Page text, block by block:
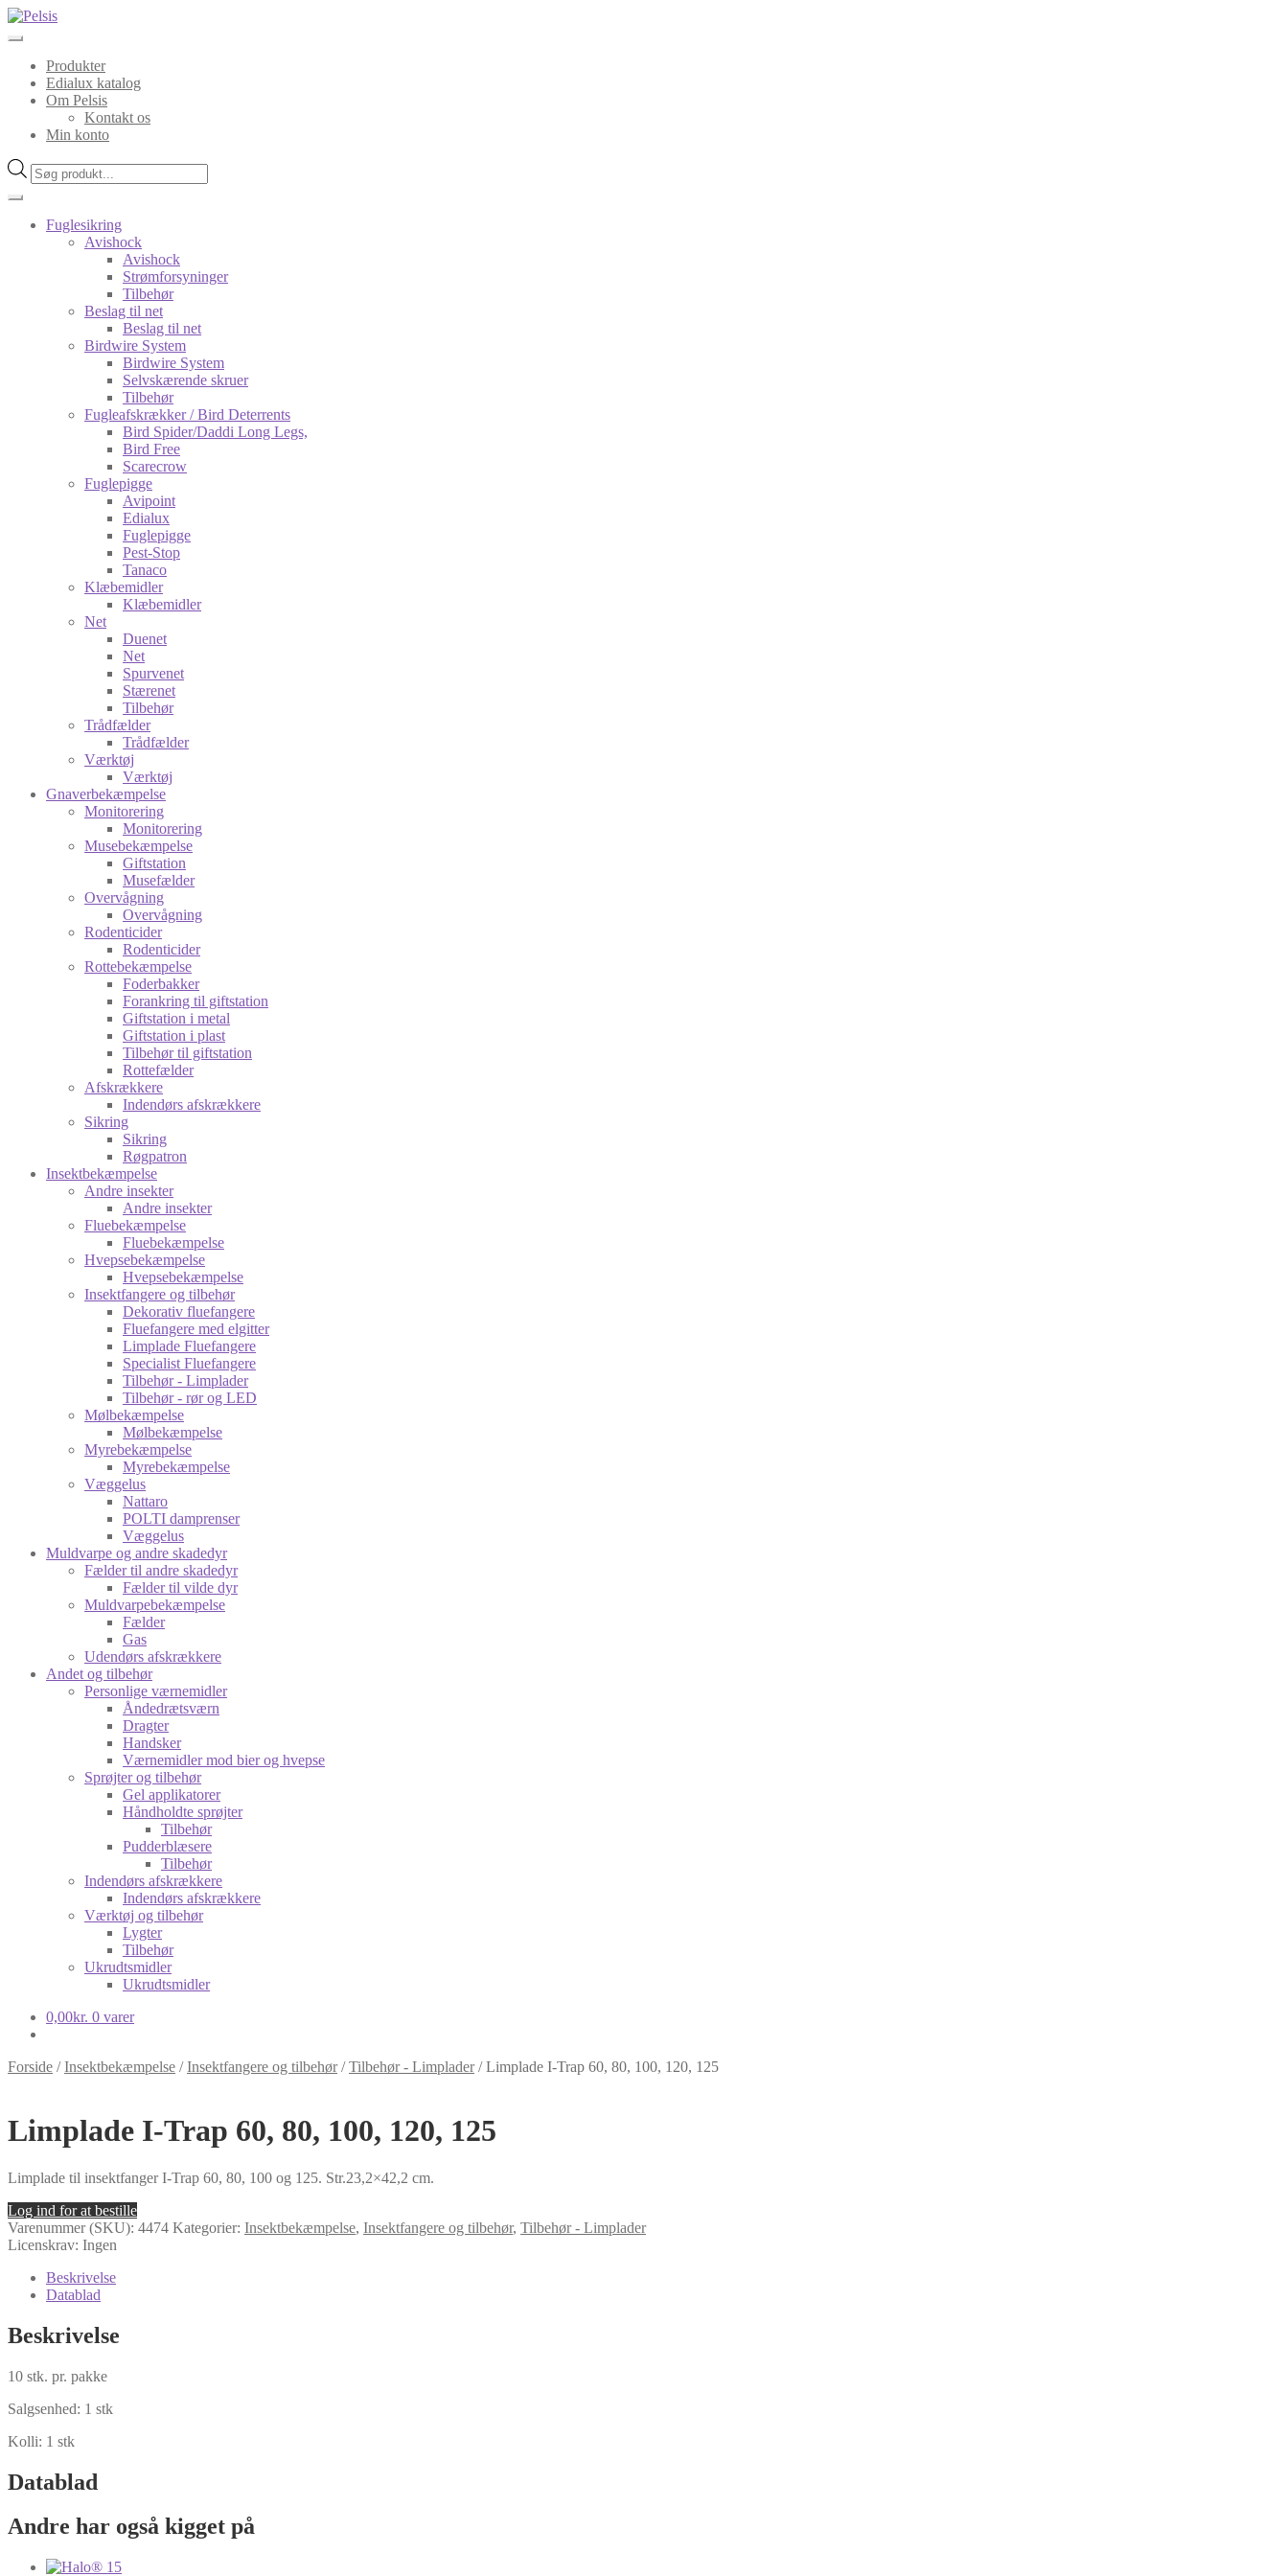
Spring
Spring
Produkter
Edialux katalog
Om Pelsis
Kontakt os
Min konto
Products
search
Fuglesikring
Avishock
Avishock
Strømforsyninger
Tilbehør
Beslag til net
Beslag til net
Birdwire System
Birdwire System
Selvskærende skruer
Tilbehør
Fugleafskrækker / Bird Deterrents
Bird Spider/Daddi Long Legs,
Bird Free
Scarecrow
Fuglepigge
Avipoint
Edialux
Fuglepigge
Pest-Stop
Tanaco
Klæbemidler
Klæbemidler
Net
Duenet
Net
Spurvenet
Stærenet
Tilbehør
Trådfælder
Trådfælder
Værktøj
Værktøj
Gnaverbekæmpelse
Monitorering
Monitorering
Musebekæmpelse
Giftstation
Musefælder
Overvågning
Overvågning
Rodenticider
Rodenticider
Rottebekæmpelse
Foderbakker
Forankring til giftstation
Giftstation i metal
Giftstation i plast
Tilbehør til giftstation
Rottefælder
Afskrækkere
Indendørs afskrækkere
Sikring
Sikring
Røgpatron
Insektbekæmpelse
Andre insekter
Andre insekter
Fluebekæmpelse
Fluebekæmpelse
Hvepsebekæmpelse
Hvepsebekæmpelse
Insektfangere og tilbehør
Dekorativ fluefangere
Fluefangere med elgitter
Limplade Fluefangere
Specialist Fluefangere
Tilbehør - Limplader
Tilbehør - rør og LED
Mølbekæmpelse
Mølbekæmpelse
Myrebekæmpelse
Myrebekæmpelse
Væggelus
Nattaro
POLTI damprenser
Væggelus
Muldvarpe og andre skadedyr
Fælder til andre skadedyr
Fælder til vilde dyr
Muldvarpebekæmpelse
Fælder
Gas
Udendørs afskrækkere
Andet og tilbehør
Personlige værnemidler
Åndedrætsværn
Dragter
Handsker
Værnemidler mod bier og hvepse
Sprøjter og tilbehør
Gel applikatorer
Håndholdte sprøjter
Tilbehør
Pudderblæsere
Tilbehør
Indendørs afskrækkere
Indendørs afskrækkere
Værktøj og tilbehør
Lygter
Tilbehør
Ukrudtsmidler
Ukrudtsmidler
0,00kr. 0 varer
Forside /Insektbekæmpelse /Insektfangere og tilbehør/Tilbehør - Limplader/Limplade I-Trap 60, 80, 100, 120, 125
Limplade I-Trap 60, 80, 100, 120, 125
Limplade til insektfanger I-Trap 60, 80, 100 og 125. Str.23,2×42,2 cm.
Log ind for at bestille
Varenummer (SKU): 4474 Kategorier: Insektbekæmpelse, Insektfangere og tilbehør, Tilbehør - Limplader
Licenskrav: Ingen
Beskrivelse
Datablad
Beskrivelse
10 stk. pr. pakke
Salgsenhed: 1 stk
Kolli: 1 stk
Datablad
Andre har også kigget på